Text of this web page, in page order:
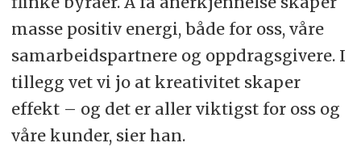
masse positiv energi, både for oss, våre
samarbeidspartnere og oppdragsgivere. I
tillegg vet vi jo at kreativitet skaper
effekt – og det er aller viktigst for oss og
våre kunder, sier han.